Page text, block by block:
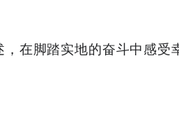
，在脚踏实地的奋斗中感受